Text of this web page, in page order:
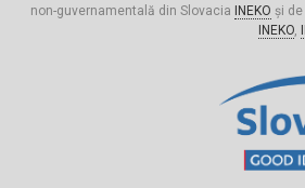
non-guvernamentală din Slovacia
INEKO și de
INEKO,